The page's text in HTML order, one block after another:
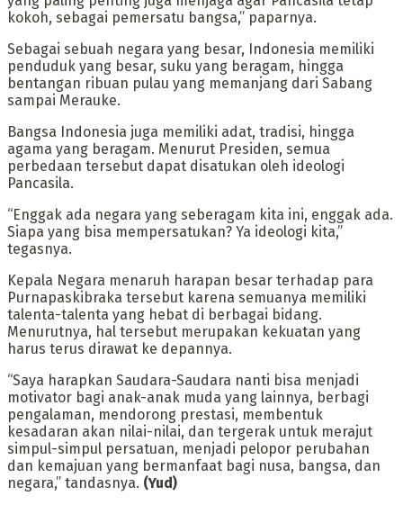
kokoh, sebagai pemersatu bangsa,” paparnya.
Sebagai sebuah negara yang besar, Indonesia memiliki
penduduk yang besar, suku yang beragam, hingga
bentangan ribuan pulau yang memanjang dari Sabang
sampai Merauke.
Bangsa Indonesia juga memiliki adat, tradisi, hingga
agama yang beragam. Menurut Presiden, semua
perbedaan tersebut dapat disatukan oleh ideologi
Pancasila.
“Enggak ada negara yang seberagam kita ini, enggak ada.
Siapa yang bisa mempersatukan? Ya ideologi kita,”
tegasnya.
Kepala Negara menaruh harapan besar terhadap para
Purnapaskibraka tersebut karena semuanya memiliki
talenta-talenta yang hebat di berbagai bidang.
Menurutnya, hal tersebut merupakan kekuatan yang
harus terus dirawat ke depannya.
“Saya harapkan Saudara-Saudara nanti bisa menjadi
motivator bagi anak-anak muda yang lainnya, berbagi
pengalaman, mendorong prestasi, membentuk
kesadaran akan nilai-nilai, dan tergerak untuk merajut
simpul-simpul persatuan, menjadi pelopor perubahan
dan kemajuan yang bermanfaat bagi nusa, bangsa, dan
negara,” tandasnya. (Yud)